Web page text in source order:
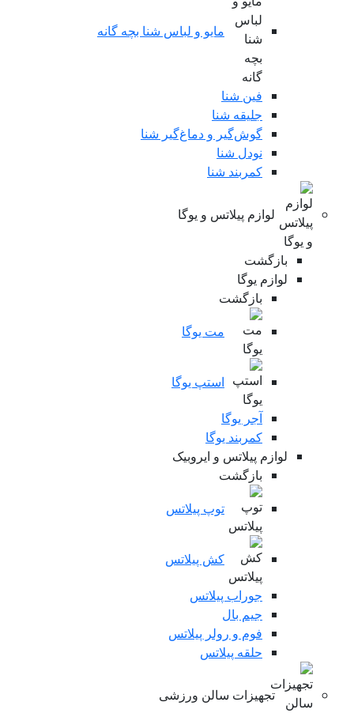
مایو و لباس شنا بچه گانه
فین شنا
جلیقه شنا
گوش‌گیر و دماغ‌گیر شنا
نودل شنا
کمربند شنا
لوازم پیلاتس و یوگا
بازگشت
لوازم یوگا
بازگشت
مت یوگا
استپ یوگا
آجر یوگا
کمربند یوگا
لوازم پیلاتس و ایروبیک
بازگشت
توپ پیلاتس
کش پیلاتس
جوراب پیلاتس
جیم بال
فوم و رولر پیلاتس
حلقه پیلاتس
تجهیزات سالن ورزشی